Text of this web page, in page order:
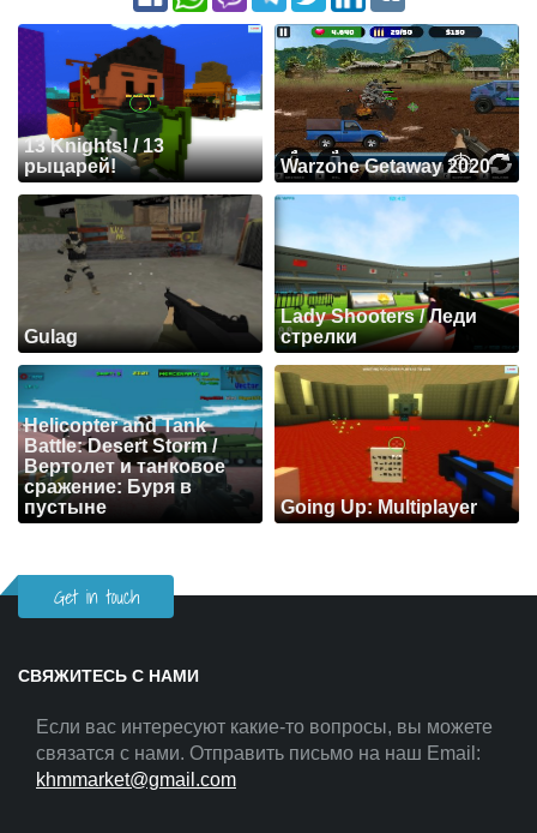
13 Knights! / 13
рыцарей!
Warzone Getaway 2020
Gulag
Lady Shooters / Леди
стрелки
Helicopter and Tank
Battle: Desert Storm /
Вертолет и танковое
сражение: Буря в
пустыне
Going Up: Multiplayer
Get in touch
СВЯЖИТЕСЬ С НАМИ
Если вас интересуют какие-то вопросы, вы можете
связатся с нами. Отправить письмо на наш Email:
khmmarket@gmail.com